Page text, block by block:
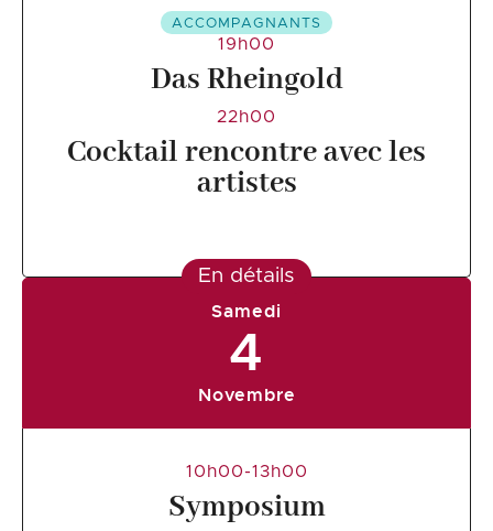
ACCOMPAGNANTS
19h00
Das Rheingold
22h00
Cocktail rencontre avec les
artistes
En détails
Samedi
4
Novembre
10h00-13h00
Symposium